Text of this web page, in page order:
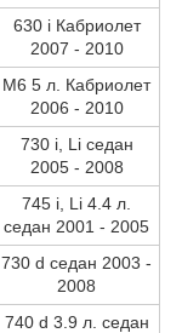
630 i Кабриолет
2007 - 2010
M6 5 л. Кабриолет
2006 - 2010
730 i, Li седан
2005 - 2008
745 i, Li 4.4 л.
седан 2001 - 2005
730 d седан 2003 -
2008
740 d 3.9 л. седан